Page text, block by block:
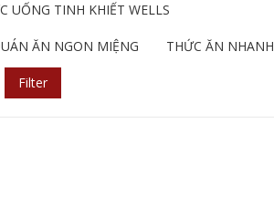
UỐNG TINH KHIẾT WELLS
ĂN NGON MIỆNG THỨC ĂN NHANH
Filter